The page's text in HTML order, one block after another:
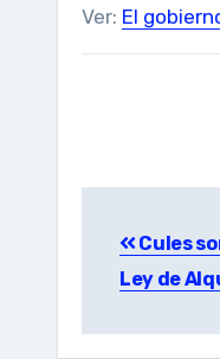
Ver: El
Cules
Ley de